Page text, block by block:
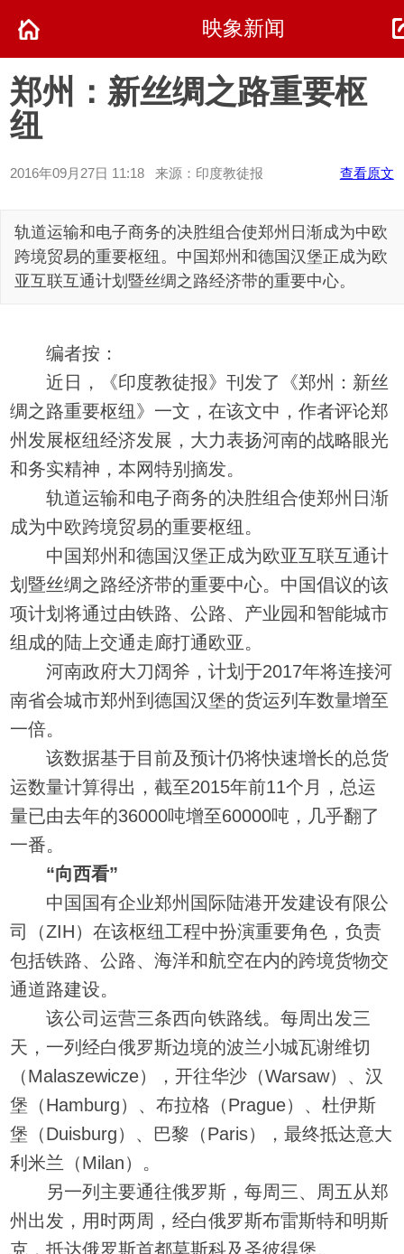
映象新闻
郑州：新丝绸之路重要枢
纽
2016年09月27日 11:18 来源：印度教徒报 查看原文
轨道运输和电子商务的决胜组合使郑州日渐成为中欧
跨境贸易的重要枢纽。中国郑州和德国汉堡正成为欧
亚互联互通计划暨丝绸之路经济带的重要中心。
编者按：
近日，《印度教徒报》刊发了《郑州：新丝
绸之路重要枢纽》一文，在该文中，作者评论郑
州发展枢纽经济发展，大力表扬河南的战略眼光
和务实精神，本网特别摘发。
轨道运输和电子商务的决胜组合使郑州日渐
成为中欧跨境贸易的重要枢纽。
中国郑州和德国汉堡正成为欧亚互联互通计
划暨丝绸之路经济带的重要中心。中国倡议的该
项计划将通过由铁路、公路、产业园和智能城市
组成的陆上交通走廊打通欧亚。
河南政府大刀阔斧，计划于2017年将连接河
南省会城市郑州到德国汉堡的货运列车数量增至
一倍。
该数据基于目前及预计仍将快速增长的总货
运数量计算得出，截至2015年前11个月，总运
量已由去年的36000吨增至60000吨，几乎翻了
一番。
“向西看”
中国国有企业郑州国际陆港开发建设有限公
司（ZIH）在该枢纽工程中扮演重要角色，负责
包括铁路、公路、海洋和航空在内的跨境货物交
通道路建设。
该公司运营三条西向铁路线。每周出发三
天，一列经白俄罗斯边境的波兰小城瓦谢维切
（Malaszewicze），开往华沙（Warsaw）、汉
堡（Hamburg）、布拉格（Prague）、杜伊斯
堡（Duisburg）、巴黎（Paris），最终抵达意大
利米兰（Milan）。
另一列主要通往俄罗斯，每周三、周五从郑
州出发，用时两周，经白俄罗斯布雷斯特和明斯
克，抵达俄罗斯首都莫斯科及圣彼得堡。